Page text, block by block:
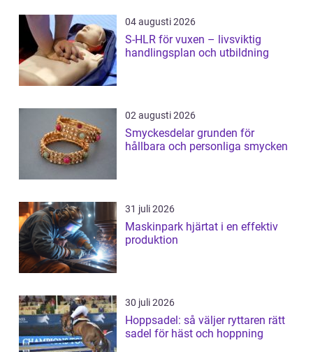
04 augusti 2026
S-HLR för vuxen – livsviktig
handlingsplan och utbildning
02 augusti 2026
Smyckesdelar grunden för
hållbara och personliga smycken
31 juli 2026
Maskinpark hjärtat i en effektiv
produktion
30 juli 2026
Hoppsadel: så väljer ryttaren rätt
sadel för häst och hoppning